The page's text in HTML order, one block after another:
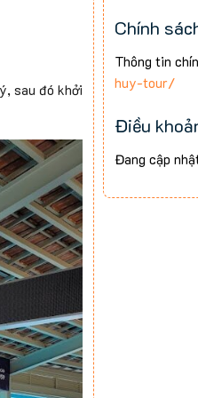
sau đó khởi
Thịt
Cá chim
Rau củ
Trứng
Cơm
Chính
Thông tin
huy-tour/
Điều
Đang cập